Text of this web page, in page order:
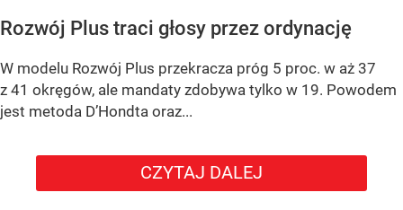
Rozwój Plus traci głosy przez ordynację
W modelu Rozwój Plus przekracza próg 5 proc. w aż 37
z 41 okręgów, ale mandaty zdobywa tylko w 19. Powodem
jest metoda D’Hondta oraz...
CZYTAJ DALEJ